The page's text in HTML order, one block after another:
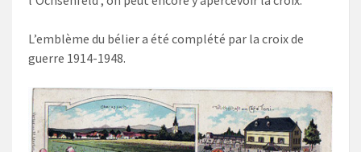
L’emblème du bélier a été complété par la croix de
guerre 1914-1948.